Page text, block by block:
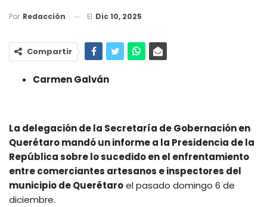
Por Redacción El Dic 10, 2025
Compartir
Carmen Galván
La delegación de la Secretaría de Gobernación en
Querétaro mandó un informe a la Presidencia de la
República sobre lo sucedido en el enfrentamiento
entre comerciantes artesanos e inspectores del
municipio de Querétaroel pasado domingo 6 de
diciembre.